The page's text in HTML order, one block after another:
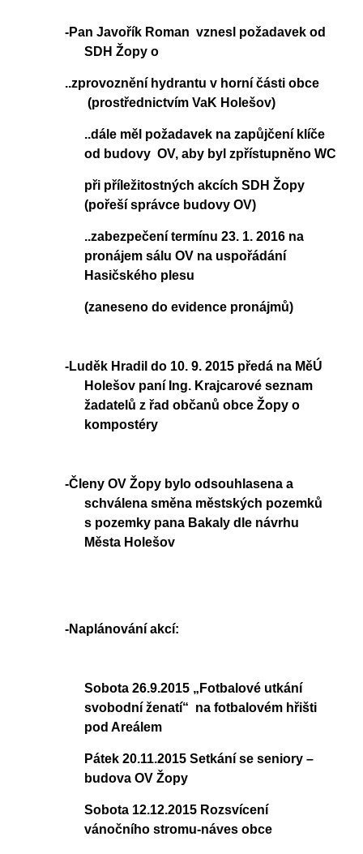
-Pan Javořík Roman vznesl požadavek od
SDH Žopy o
..zprovoznění hydrantu v horní části obce
(prostřednictvím VaK Holešov)
..dále měl požadavek na zapůjčení klíče
od budovy OV, aby byl zpřístupněno WC
při příležitostných akcích SDH Žopy
(pořeší správce budovy OV)
..zabezpečení termínu 23. 1. 2016 na
pronájem sálu OV na uspořádání
Hasičského plesu
(zaneseno do evidence pronájmů)
-Luděk Hradil do 10. 9. 2015 předá na MěÚ
Holešov paní Ing. Krajcarové seznam
žadatelů z řad občanů obce Žopy o
kompostéry
-Členy OV Žopy bylo odsouhlasena a
schválena směna městských pozemků
s pozemky pana Bakaly dle návrhu
Města Holešov
-Naplánování akcí:
Sobota 26.9.2015 „Fotbalové utkání
svobodní ženatí“ na fotbalovém hřišti
pod Areálem
Pátek 20.11.2015 Setkání se seniory –
budova OV Žopy
Sobota 12.12.2015 Rozsvícení
vánočního stromu-náves obce